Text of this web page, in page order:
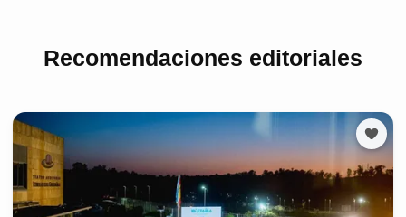
Recomendaciones editoriales